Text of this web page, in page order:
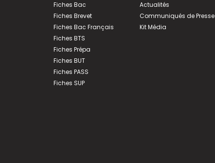
Fiches Bac
Fiches Brevet
Fiches Bac Français
Fiches BTS
Fiches Prépa
Fiches BUT
Fiches PASS
Fiches SUP
Actualités
Communiqués de Presse
Kit Média